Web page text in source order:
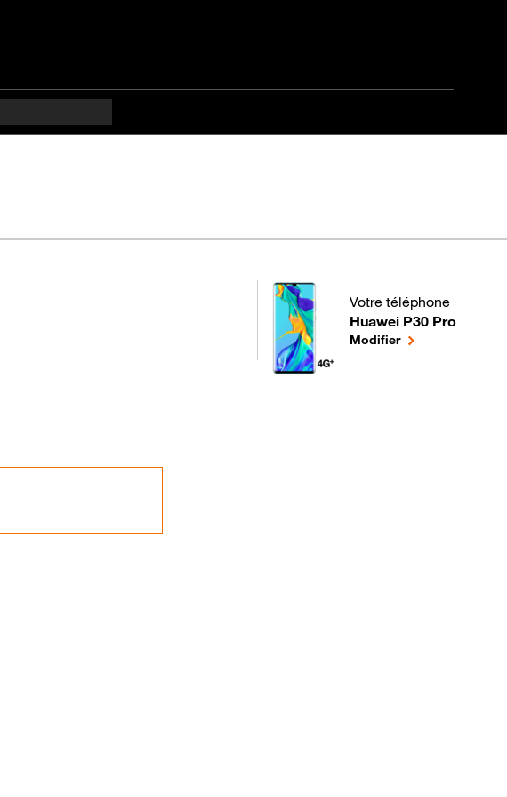
en 6 étapes difficultéVotre téléphone
Huawei P30 Pro
pour votre Huawei P30
Modifierle téléphone